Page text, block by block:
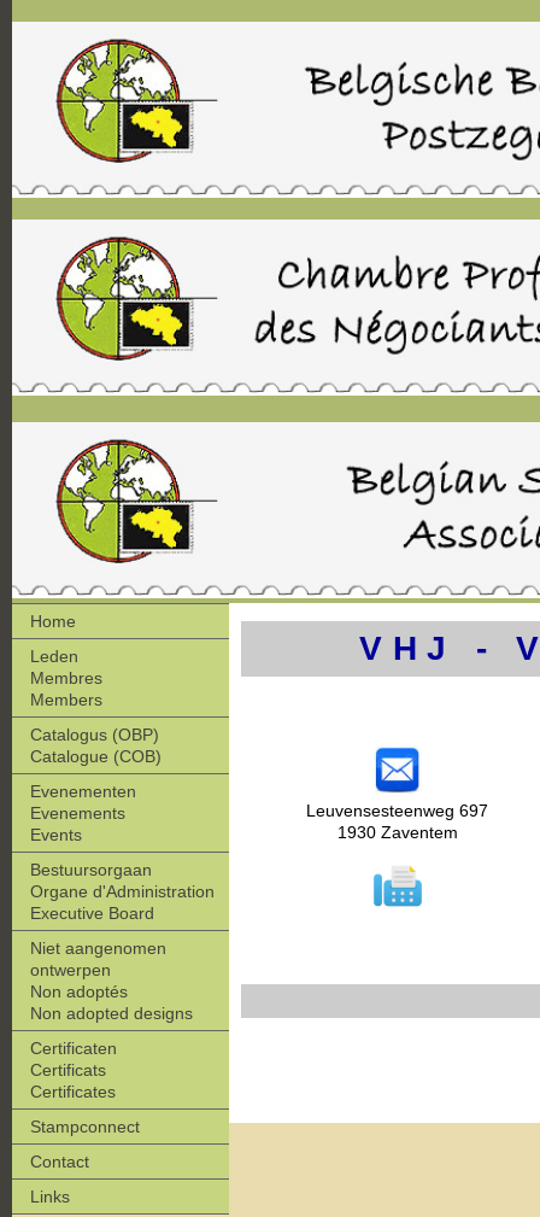
Home
Leden
Membres
Members
Catalogus (OBP)
Catalogue (COB)
Evenementen
Evenements
Events
Bestuursorgaan
Organe d'Administration
Executive Board
Niet aangenomen
ontwerpen
Non adoptés
Non adopted designs
Certificaten
Certificats
Certificates
Stampconnect
Contact
Links
VHJ -
Leuvensesteenweg 697
1930 Zaventem